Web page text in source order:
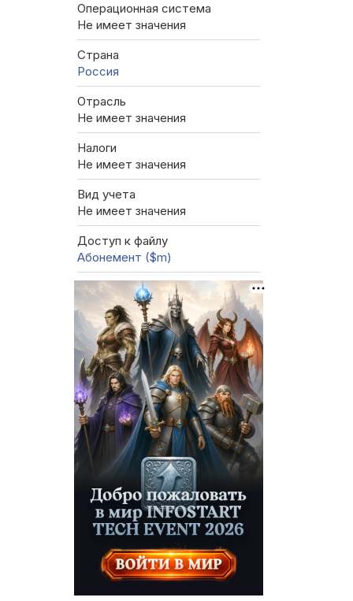
Операционная система
Не имеет значения
Страна
Россия
Отрасль
Не имеет значения
Налоги
Не имеет значения
Вид учета
Не имеет значения
Доступ к файлу
Абонемент ($m)